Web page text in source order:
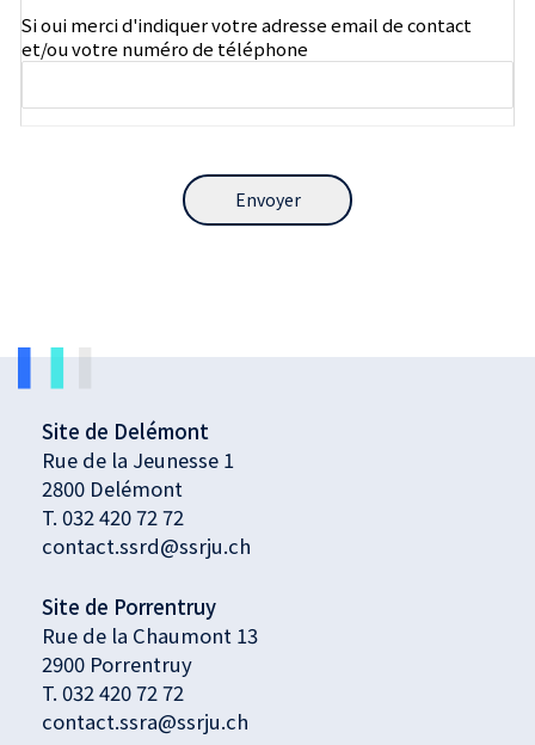
Si oui merci d'indiquer votre adresse email de contact
et/ou votre numéro de téléphone
Envoyer
Site de Delémont
Rue de la Jeunesse 1
2800 Delémont
T. 032 420 72 72
contact.ssrd@ssrju.ch
Site de Porrentruy
Rue de la Chaumont 13
2900 Porrentruy
T. 032 420 72 72
contact.ssra@ssrju.ch